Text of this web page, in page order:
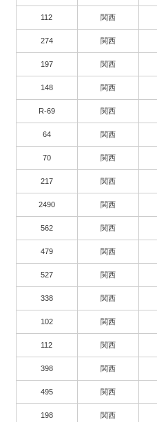
112 関西
274 関西
197 関西
148 関西
R-69 関西
64 関西
70 関西
217 関西
2490 関西
562 関西
479 関西
527 関西
338 関西
102 関西
112 関西
398 関西
495 関西
198 関西